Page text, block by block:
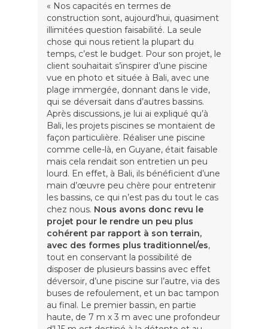
« Nos capacités en termes de
construction sont, aujourd’hui, quasiment
illimitées question faisabilité. La seule
chose qui nous retient la plupart du
temps, c’est le budget. Pour son projet, le
client souhaitait s’inspirer d’une piscine
vue en photo et située à Bali, avec une
plage immergée, donnant dans le vide,
qui se déversait dans d’autres bassins.
Après discussions, je lui ai expliqué qu’à
Bali, les projets piscines se montaient de
façon particulière. Réaliser une piscine
comme celle-là, en Guyane, était faisable
mais cela rendait son entretien un peu
lourd. En effet, à Bali, ils bénéficient d’une
main d’œuvre peu chère pour entretenir
les bassins, ce qui n’est pas du tout le cas
chez nous. Nous avons donc revu le
projet pour le rendre un peu plus
cohérent par rapport à son terrain,
avec des formes plus traditionnel/es,
tout en conservant la possibilité de
disposer de plusieurs bassins avec effet
déversoir, d’une piscine sur l’autre, via des
buses de refoulement, et un bac tampon
au final. Le premier bassin, en partie
haute, de 7 m x 3 m avec une profondeur